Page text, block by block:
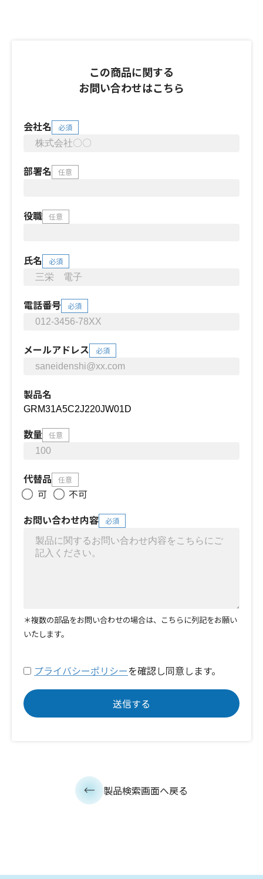
この商品に関する
お問い合わせはこちら
会社名 必須
部署名 任意
役職 任意
氏名 必須
電話番号 必須
メールアドレス 必須
製品名
数量 任意
代替品 任意
可
不可
お問い合わせ内容
必須
＊複数の部品をお問い合わせの場合は、こちらに列記をお願い
いたします。
プライバシーポリシーを確認し同意します。
製品検索画面へ戻る